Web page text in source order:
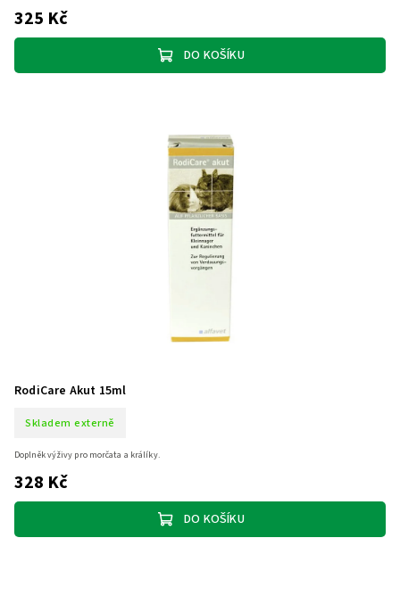
325 Kč
DO KOŠÍKU
RodiCare Akut 15ml
Skladem externě
328 Kč
DO KOŠÍKU
Doplněk výživy pro morčata a králíky.